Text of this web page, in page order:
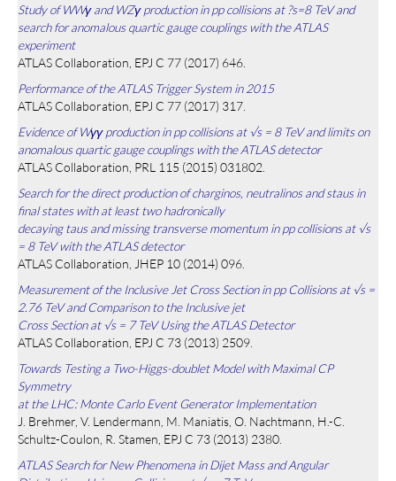
Study of WWγ and WZγ production in pp collisions at ?s=8 TeV and
search for anomalous quartic gauge couplings with the ATLAS
experiment
ATLAS Collaboration, EPJ C 77 (2017) 646.
Performance of the ATLAS Trigger System in 2015
ATLAS Collaboration, EPJ C 77 (2017) 317.
Evidence of Wγγ production in pp collisions at √s = 8 TeV and limits on
anomalous quartic gauge couplings with the ATLAS detector
ATLAS Collaboration, PRL 115 (2015) 031802.
Search for the direct production of charginos, neutralinos and staus in
final states with at least two hadronically
decaying taus and missing transverse momentum in pp collisions at √s
= 8 TeV with the ATLAS detector
ATLAS Collaboration, JHEP 10 (2014) 096.
Measurement of the Inclusive Jet Cross Section in pp Collisions at √s =
2.76 TeV and Comparison to the Inclusive jet
Cross Section at √s = 7 TeV Using the ATLAS Detector
ATLAS Collaboration, EPJ C 73 (2013) 2509.
Towards Testing a Two-Higgs-doublet Model with Maximal CP
Symmetry
at the LHC: Monte Carlo Event Generator Implementation
J. Brehmer, V. Lendermann, M. Maniatis, O. Nachtmann, H.-C.
Schultz-Coulon, R. Stamen, EPJ C 73 (2013) 2380.
ATLAS Search for New Phenomena in Dijet Mass and Angular